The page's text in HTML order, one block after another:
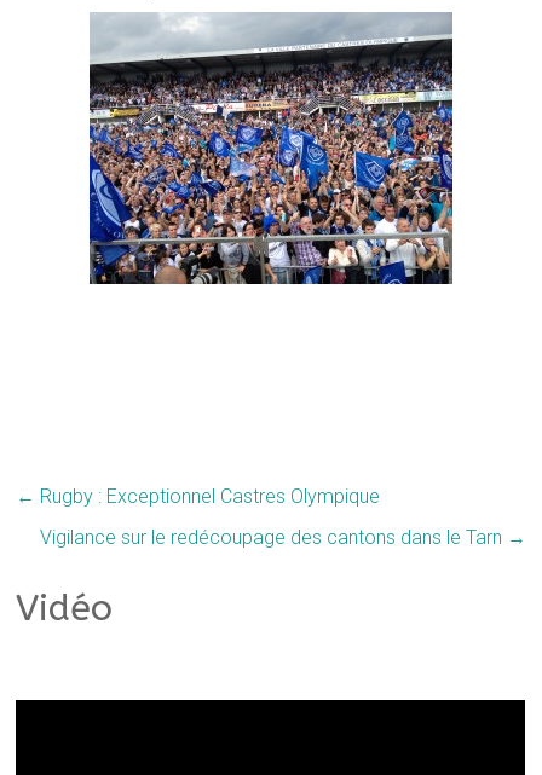
← Rugby : Exceptionnel Castres Olympique
Vigilance sur le redécoupage des cantons dans le Tarn →
Vidéo